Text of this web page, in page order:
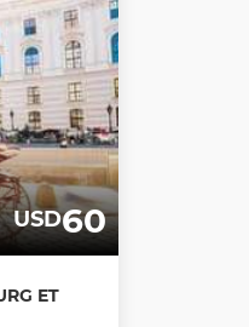
USD60
ET